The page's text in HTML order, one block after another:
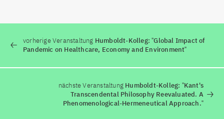
vorherige Veranstaltung Humboldt-Kolleg: ˮGlobal Impact of
Pandemic on Healthcare, Economy and Environment‟
nächste Veranstaltung Humboldt-Kolleg: ˮKant's
Transcendental Philosophy Reevaluated. A
Phenomenological-Hermeneutical Approach.‟